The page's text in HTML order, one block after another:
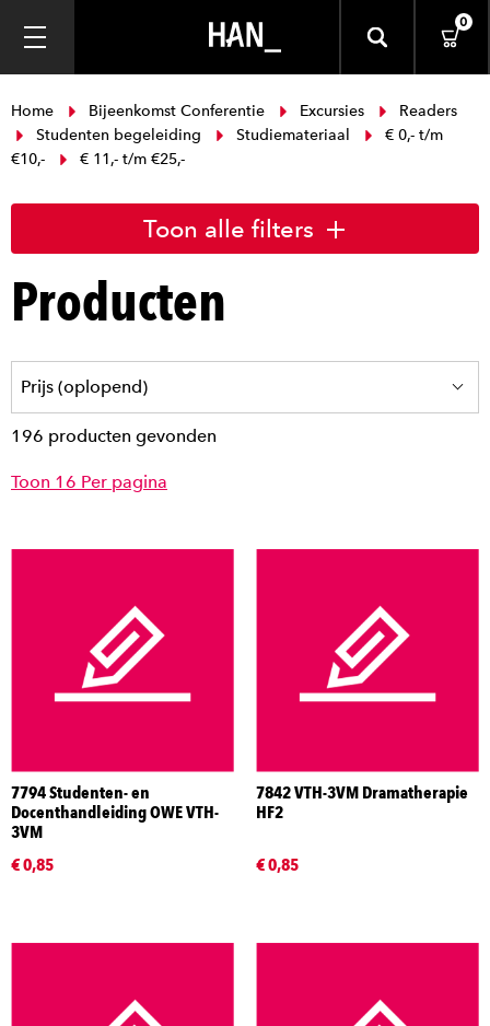
0
Home Bijeenkomst Conferentie Excursies
Readers
Studenten begeleiding
Studiemateriaal
€ 0,- t/m
€10,-
€ 11,- t/m €25,-
Toon alle filters
Producten
196 producten gevonden
Toon 16 Per pagina
7794 Studenten- en
Docenthandleiding OWE VTH-
3VM
€ 0,85
7842 VTH-3VM Dramatherapie
HF2
€ 0,85